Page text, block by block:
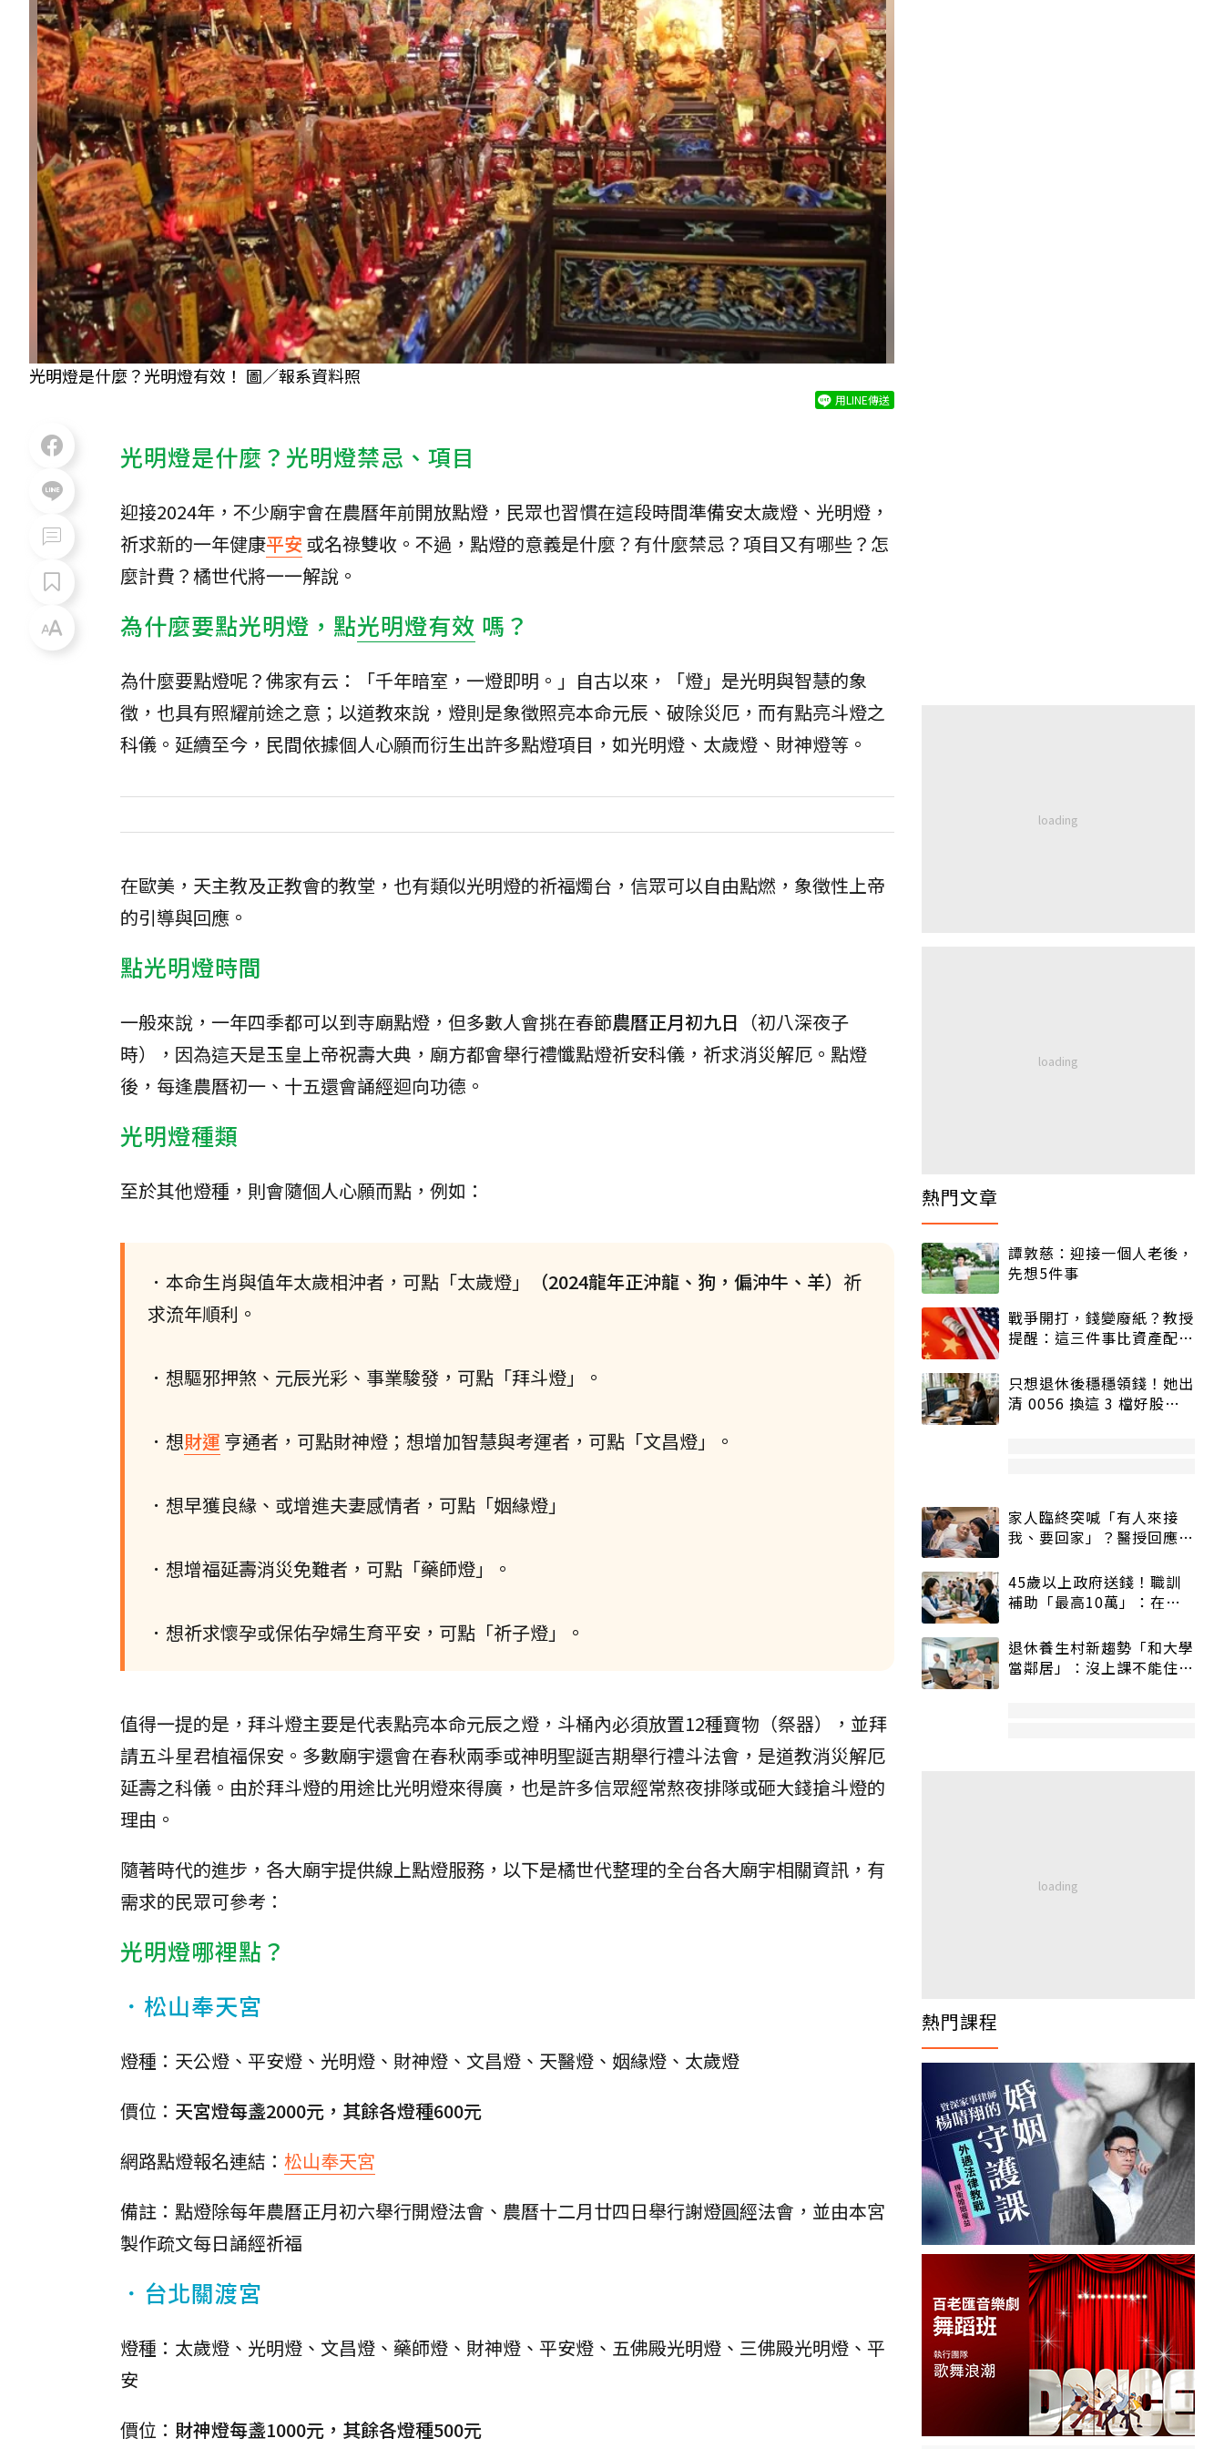
光明燈是什麼？光明燈有效！ 圖／報系資料照
用LINE傳送
光明燈是什麼？光明燈禁忌、項目
迎接2024年，不少廟宇會在農曆年前開放點燈，民眾也習慣在這段時間準備安太歲燈、光明燈，
祈求新的一年健康平安 或名祿雙收。不過，點燈的意義是什麼？有什麼禁忌？項目又有哪些？怎
麼計費？橘世代將一一解說。
為什麼要點光明燈，點光明燈有效 嗎？
為什麼要點燈呢？佛家有云：「千年暗室，一燈即明。」自古以來，「燈」是光明與智慧的象
徵，也具有照耀前途之意；以道教來說，燈則是象徵照亮本命元辰、破除災厄，而有點亮斗燈之
科儀。延續至今，民間依據個人心願而衍生出許多點燈項目，如光明燈、太歲燈、財神燈等。
在歐美，天主教及正教會的教堂，也有類似光明燈的祈福燭台，信眾可以自由點燃，象徵性上帝
的引導與回應。
點光明燈時間
一般來說，一年四季都可以到寺廟點燈，但多數人會挑在春節農曆正月初九日 （初八深夜子
時），因為這天是玉皇上帝祝壽大典，廟方都會舉行禮懺點燈祈安科儀，祈求消災解厄。點燈
後，每逢農曆初一、十五還會誦經迴向功德。
光明燈種類
至於其他燈種，則會隨個人心願而點，例如：
．本命生肖與值年太歲相沖者，可點「太歲燈」 （2024龍年正沖龍、狗，偏沖牛、羊） 祈
求流年順利。
．想驅邪押煞、元辰光彩、事業駿發，可點「拜斗燈」。
．想財運 亨通者，可點財神燈；想增加智慧與考運者，可點「文昌燈」。
．想早獲良緣、或增進夫妻感情者，可點「姻緣燈」
．想增福延壽消災免難者，可點「藥師燈」。
．想祈求懷孕或保佑孕婦生育平安，可點「祈子燈」。
值得一提的是，拜斗燈主要是代表點亮本命元辰之燈，斗桶內必須放置12種寶物（祭器），並拜
請五斗星君植福保安。多數廟宇還會在春秋兩季或神明聖誕吉期舉行禮斗法會，是道教消災解厄
延壽之科儀。由於拜斗燈的用途比光明燈來得廣，也是許多信眾經常熬夜排隊或砸大錢搶斗燈的
理由。
隨著時代的進步，各大廟宇提供線上點燈服務，以下是橘世代整理的全台各大廟宇相關資訊，有
需求的民眾可參考：
光明燈哪裡點？
．松山奉天宮
燈種：天公燈、平安燈、光明燈、財神燈、文昌燈、天醫燈、姻緣燈、太歲燈
價位： 天宮燈每盞2000元，其餘各燈種600元
網路點燈報名連結： 松山奉天宮
備註：點燈除每年農曆正月初六舉行開燈法會、農曆十二月廿四日舉行謝燈圓經法會，並由本宮
製作疏文每日誦經祈福
．台北關渡宮
燈種：太歲燈、光明燈、文昌燈、藥師燈、財神燈、平安燈、五佛殿光明燈、三佛殿光明燈、平
安
價位： 財神燈每盞1000元，其餘各燈種500元
熱門文章
譚敦慈：迎接一個人老後，
先想5件事
戰爭開打，錢變廢紙？教授
提醒：這三件事比資產配置
只想退休後穩穩領錢！她出
清 0056 換這 3 檔好股：
家人臨終突喊「有人來接
我、要回家」？醫授回應方
45歲以上政府送錢！職訓
補助「最高10萬」：在
退休養生村新趨勢「和大學
當鄰居」：沒上課不能住、
熱門課程